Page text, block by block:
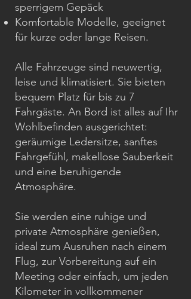
sperrigem Gepäck
Komfortable Modelle, geeignet
für kurze oder lange Reisen.
Alle Fahrzeuge sind neuwertig,
leise und klimatisiert. Sie bieten
bequem Platz für bis zu 7
Fahrgäste. An Bord ist alles auf Ihr
Wohlbefinden ausgerichtet:
geräumige Ledersitze, sanftes
Fahrgefühl, makellose Sauberkeit
und eine beruhigende
Atmosphäre.
Sie werden eine ruhige und
private Atmosphäre genießen,
ideal zum Ausruhen nach einem
Flug, zur Vorbereitung auf ein
Meeting oder einfach, um jeden
Kilometer in vollkommener